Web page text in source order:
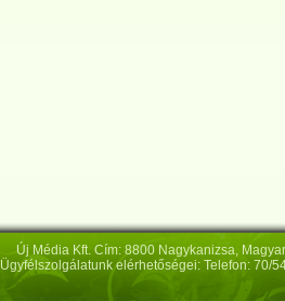
Új Média Kft. Cím: 8800 Nagykanizsa,
Ügyfélszolgálatunk elérhetőségei: Telefon: 70/